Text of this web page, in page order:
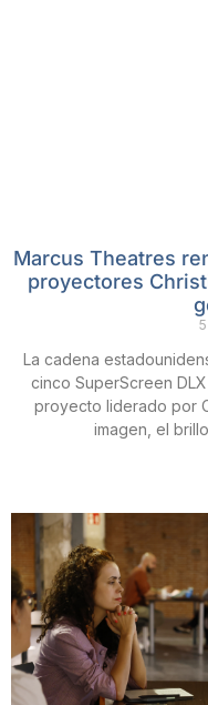
Marcus Theatres
proyectores
La cadena
cinco SuperScreen
proyecto liderado por
imagen, el